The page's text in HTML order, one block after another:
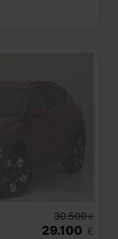
30.500 €
29.100 €